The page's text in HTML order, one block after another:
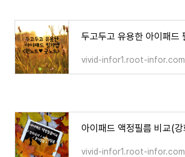
vivid-infor1.root-infor.com
vivid-infor1.root-infor.com